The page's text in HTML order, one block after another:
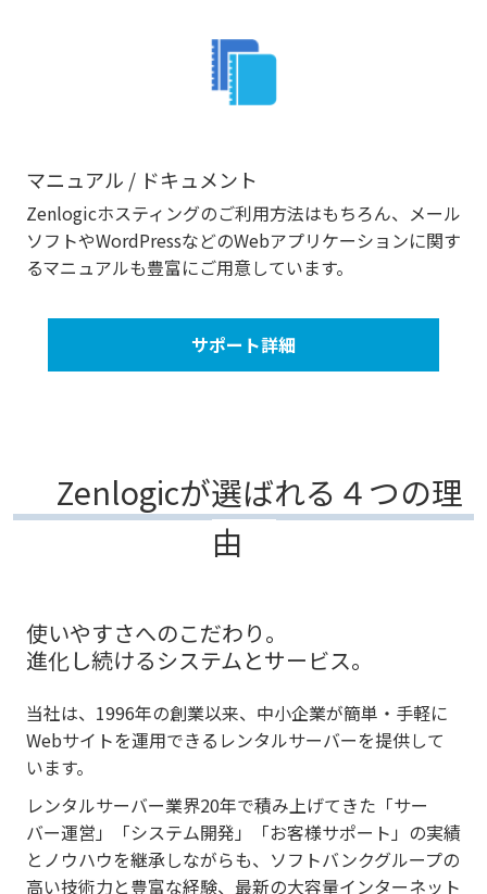
マニュアル / ドキュメント
Zenlogicホスティングのご利用方法はもちろん、メール
ソフトやWordPressなどのWebアプリケーションに関す
るマニュアルも豊富にご用意しています。
サポート詳細
Zenlogicが選ばれる４つの理
由
使いやすさへのこだわり。
進化し続けるシステムとサービス。
当社は、1996年の創業以来、中小企業が簡単・手軽に
Webサイトを運用できるレンタルサーバーを提供して
います。
レンタルサーバー業界20年で積み上げてきた「サー
バー運営」「システム開発」「お客様サポート」の実績
とノウハウを継承しながらも、ソフトバンクグループの
高い技術力と豊富な経験、最新の大容量インターネット